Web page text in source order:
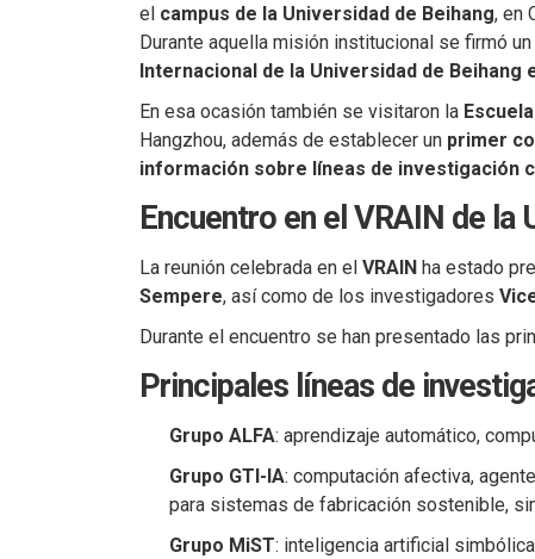
el campus de la Universidad de Beihang, en
Durante aquella misión institucional se firmó un
Internacional de la Universidad de Beihang
En esa ocasión también se visitaron la
Hangzhou, además de establecer un primer
información sobre líneas de investigación
Encuentro en el VRAIN de la
La reunión celebrada en el VRAIN ha estado
Sempere, así como de los investigadores
Durante el encuentro se han presentado las
Principales líneas de
Grupo ALFA: aprendizaje automático,
Grupo GTI-IA: computación afectiva,
para sistemas de fabricación sostenible,
Grupo MiST: inteligencia artificial